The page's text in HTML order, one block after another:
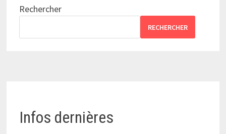
Rechercher
RECHERCHER
Infos dernières